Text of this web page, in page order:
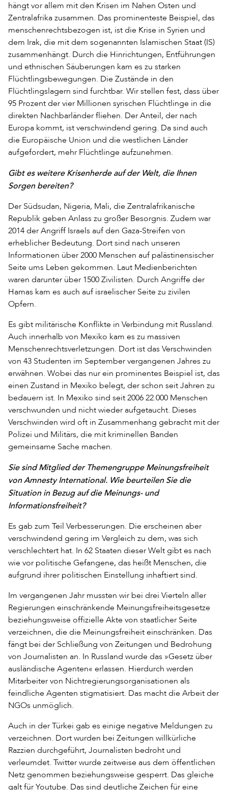
hängt vor allem mit den Krisen im Nahen Osten und
Zentralafrika zusammen. Das prominenteste Beispiel, das
menschenrechtsbezogen ist, ist die Krise in Syrien und
dem Irak, die mit dem sogenannten Islamischen Staat (IS)
zusammenhängt. Durch die Hinrichtungen, Entführungen
und ethnischen Säuberungen kam es zu starken
Flüchtlingsbewegungen. Die Zustände in den
Flüchtlingslagern sind furchtbar. Wir stellen fest, dass über
95 Prozent der vier Millionen syrischen Flüchtlinge in die
direkten Nachbarländer fliehen. Der Anteil, der nach
Europa kommt, ist verschwindend gering. Da sind auch
die Europäische Union und die westlichen Länder
aufgefordert, mehr Flüchtlinge aufzunehmen.
Gibt es weitere Krisenherde auf der Welt, die Ihnen
Sorgen bereiten?
Der Südsudan, Nigeria, Mali, die Zentralafrikanische
Republik geben Anlass zu großer Besorgnis. Zudem war
2014 der Angriff Israels auf den Gaza-Streifen von
erheblicher Bedeutung. Dort sind nach unseren
Informationen über 2000 Menschen auf palästinensischer
Seite ums Leben gekommen. Laut Medienberichten
waren darunter über 1500 Zivilisten. Durch Angriffe der
Hamas kam es auch auf israelischer Seite zu zivilen
Opfern.
Es gibt militärische Konflikte in Verbindung mit Russland.
Auch innerhalb von Mexiko kam es zu massiven
Menschenrechtsverletzungen. Dort ist das Verschwinden
von 43 Studenten im September vergangenen Jahres zu
erwähnen. Wobei das nur ein prominentes Beispiel ist, das
einen Zustand in Mexiko belegt, der schon seit Jahren zu
bedauern ist. In Mexiko sind seit 2006 22.000 Menschen
verschwunden und nicht wieder aufgetaucht. Dieses
Verschwinden wird oft in Zusammenhang gebracht mit der
Polizei und Militärs, die mit kriminellen Banden
gemeinsame Sache machen.
Sie sind Mitglied der Themengruppe Meinungsfreiheit
von Amnesty International. Wie beurteilen Sie die
Situation in Bezug auf die Meinungs- und
Informationsfreiheit?
Es gab zum Teil Verbesserungen. Die erscheinen aber
verschwindend gering im Vergleich zu dem, was sich
verschlechtert hat. In 62 Staaten dieser Welt gibt es nach
wie vor politische Gefangene, das heißt Menschen, die
aufgrund ihrer politischen Einstellung inhaftiert sind.
Im vergangenen Jahr mussten wir bei drei Vierteln aller
Regierungen einschränkende Meinungsfreiheitsgesetze
beziehungsweise offizielle Akte von staatlicher Seite
verzeichnen, die die Meinungsfreiheit einschränken. Das
fängt bei der Schließung von Zeitungen und Bedrohung
von Journalisten an. In Russland wurde das »Gesetz über
ausländische Agenten« erlassen. Hierdurch werden
Mitarbeiter von Nichtregierungsorganisationen als
feindliche Agenten stigmatisiert. Das macht die Arbeit der
NGOs unmöglich.
Auch in der Türkei gab es einige negative Meldungen zu
verzeichnen. Dort wurden bei Zeitungen willkürliche
Razzien durchgeführt, Journalisten bedroht und
verleumdet. Twitter wurde zeitweise aus dem öffentlichen
Netz genommen beziehungsweise gesperrt. Das gleiche
galt für Youtube. Das sind deutliche Zeichen für eine